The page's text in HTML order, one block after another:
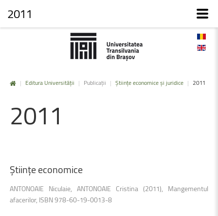
| Editura Universității | Publicații | Științe economice și juridice | 2011
2011
Ştiinţeeconomice
ANTONOAIE Niculaie, ANTONOAIE Cristina (2011), Mangementul
afacerilor, ISBN 978-60-19-0013-8
2011